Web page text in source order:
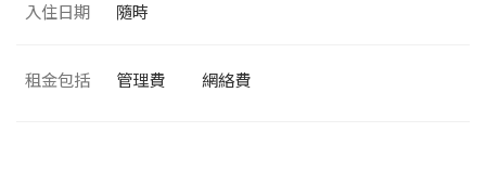
入住日期 隨時
租金包括 管理費 網絡費